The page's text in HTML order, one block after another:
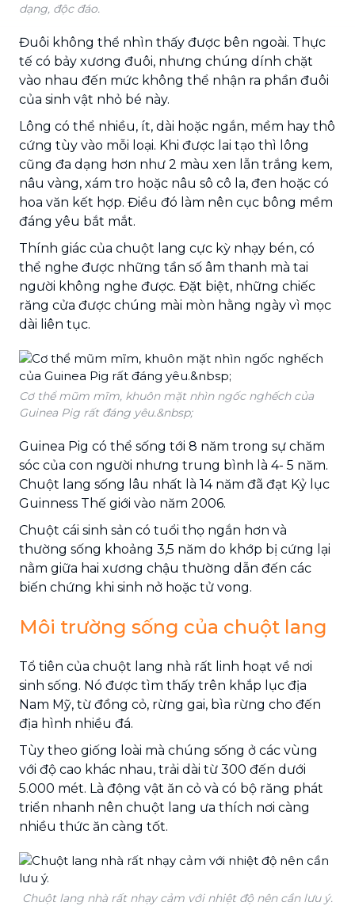
dạng, độc đáo.
Đuôi không thể nhìn thấy được bên ngoài. Thực
tế có bảy xương đuôi, nhưng chúng dính chặt
vào nhau đến mức không thể nhận ra phần đuôi
của sinh vật nhỏ bé này.
Lông có thể nhiều, ít, dài hoặc ngắn, mềm hay thô
cứng tùy vào mỗi loại. Khi được lai tạo thì lông
cũng đa dạng hơn như 2 màu xen lẫn trắng kem,
nâu vàng, xám tro hoặc nâu sô cô la, đen hoặc có
hoa văn kết hợp. Điều đó làm nên cục bông mềm
đáng yêu bắt mắt.
Thính giác của chuột lang cực kỳ nhạy bén, có
thể nghe được những tần số âm thanh mà tai
người không nghe được. Đặt biệt, những chiếc
răng cửa được chúng mài mòn hằng ngày vì mọc
dài liên tục.
Cơ thể mũm mĩm, khuôn mặt nhìn ngốc nghếch của
Guinea Pig rất đáng yêu.&nbsp;
Guinea Pig có thể sống tới 8 năm trong sự chăm
sóc của con người nhưng trung bình là 4- 5 năm.
Chuột lang sống lâu nhất là 14 năm đã đạt Kỷ lục
Guinness Thế giới vào năm 2006.
Chuột cái sinh sản có tuổi thọ ngắn hơn và
thường sống khoảng 3,5 năm do khớp bị cứng lại
nằm giữa hai xương chậu thường dẫn đến các
biến chứng khi sinh nở hoặc tử vong.
Môi trường sống của chuột lang
Tổ tiên của chuột lang nhà rất linh hoạt về nơi
sinh sống. Nó được tìm thấy trên khắp lục địa
Nam Mỹ, từ đồng cỏ, rừng gai, bìa rừng cho đến
địa hình nhiều đá.
Tùy theo giống loài mà chúng sống ở các vùng
với độ cao khác nhau, trải dài từ 300 đến dưới
5.000 mét. Là động vật ăn cỏ và có bộ răng phát
triển nhanh nên chuột lang ưa thích nơi càng
nhiều thức ăn càng tốt.
Chuột lang nhà rất nhạy cảm với nhiệt độ nên cần lưu ý.